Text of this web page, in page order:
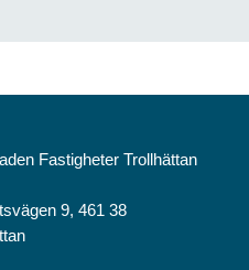
Fastigheter Trollhättan
9, 461 38